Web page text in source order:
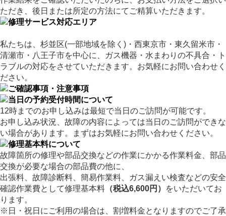
ただき、後日または所定の方法にてご精算いただきます。
私たちは、杉並区(一部地域を除く)・西東京市・東久留米市・
清瀬市・八王子市を中心に、ガス機器・水まわりの不具合・ト
ラブルの対応をさせていただきます。お気軽にお問い合わせく
ださい。
12時までのお申し込みは最短で当日のご訪問が可能です。
お申し込み状況、故障の内容によっては当日のご訪問ができな
い場合があります。まずはお気軽にお問い合わせください。
故障箇所の修理や部品交換などの作業にかかる作業料金、部品
交換が必要な場合の部品費の他に、
出張料、故障診断料、簡易作業料、ガス漏えい検査などの安全
確認作業費として修理基本料 （税込6,600円）
をいただいてお
ります。
※日・祝日にご利用の場合は、割増料金となりますのでご了承